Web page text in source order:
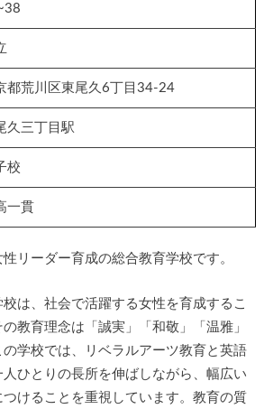
都荒川区東尾久6丁目34-24
久三丁目駅
校
一貫
リーダー育成の総合教育学校です。
は、社会で活躍する女性を育成するこ
教育理念は「誠実」「和敬」「温雅」
学校では、リベラルアーツ教育と英語
ひとりの長所を伸ばしながら、幅広い
けることを重視しています。教育の質